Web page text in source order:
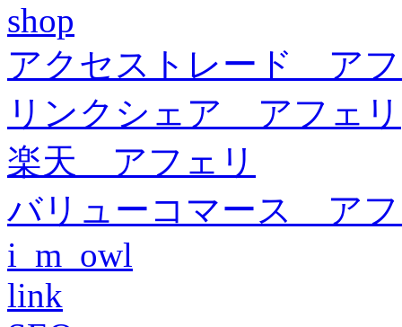
shop
アクセストレード ア
リンクシェア アフェリ
楽天 アフェリ
バリューコマース ア
i_m_owl
link